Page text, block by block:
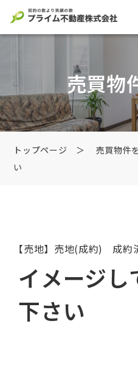
売買物
トップページ ＞ 売買物件
い
【売地】売地(成約) 成約
イメージし
下さい